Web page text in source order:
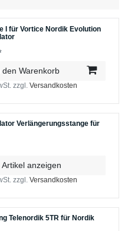
I für Vortice Nordik Evolution
den Warenkorb
zzgl.Versandkosten
Verlängerungsstange für
Artikel anzeigen
zzgl.Versandkosten
Telenordik 5TR für Nordik